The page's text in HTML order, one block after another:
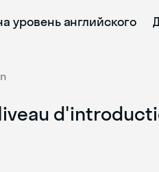
уровень английского